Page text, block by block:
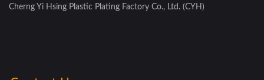
Cherng Yi Hsing Plastic Plating Factory Co., Ltd. (CYH)